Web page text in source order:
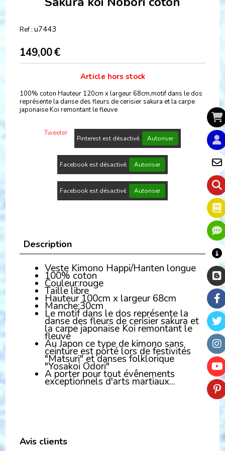
Ref : u7443
149,00€
Article hors stock
100% coton Hauteur 120cm x largeur 68cm,motif dans le dos
représente la danse des fleurs de cerisier sakura et la carpe
japonaise Koi remontant le fleuve
Tweeter
Pinterest est désactivé. Autoriser
Facebook est désactivé. Autoriser
Facebook est désactivé. Autoriser
Description
Veste Kimono Happi/Hanten longue
100% coton
Couleur:rouge
Taille libre
Hauteur 100cm x largeur 68cm
Manche:30cm
Le motif dans le dos représente la
danse des fleurs de cerisier sakura et
la carpe japonaise Koi remontant le
fleuve
Au Japon ce type de kimono sans
ceinture est porté lors de festivités
"Matsuri" et danses folklorique
"Yosakoi Odori"
A porter pour tout évênements
exceptionnels d'arts martiaux...
Avis clients